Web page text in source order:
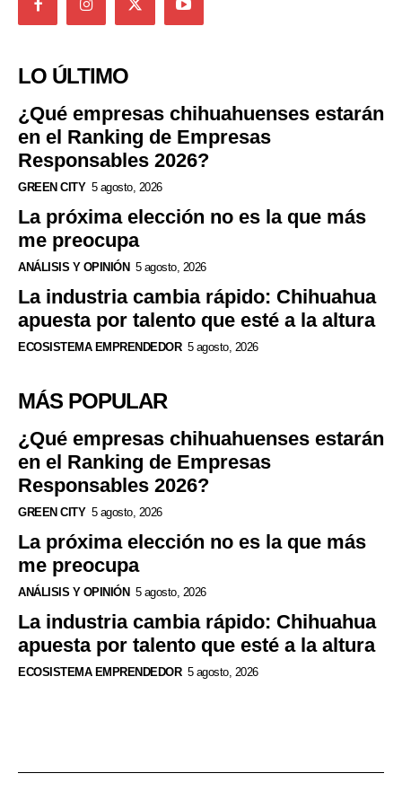
LO ÚLTIMO
¿Qué empresas chihuahuenses estarán
en el Ranking de Empresas
Responsables 2026?
GREEN CITY 5 agosto, 2026
La próxima elección no es la que más
me preocupa
ANÁLISIS Y OPINIÓN 5 agosto, 2026
La industria cambia rápido: Chihuahua
apuesta por talento que esté a la altura
ECOSISTEMA EMPRENDEDOR 5 agosto, 2026
MÁS POPULAR
¿Qué empresas chihuahuenses estarán
en el Ranking de Empresas
Responsables 2026?
GREEN CITY 5 agosto, 2026
La próxima elección no es la que más
me preocupa
ANÁLISIS Y OPINIÓN 5 agosto, 2026
La industria cambia rápido: Chihuahua
apuesta por talento que esté a la altura
ECOSISTEMA EMPRENDEDOR 5 agosto, 2026